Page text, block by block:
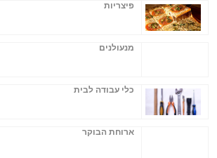
פיצריות
מנעולנים
כלי עבודה לבית
ארוחת הבוקר